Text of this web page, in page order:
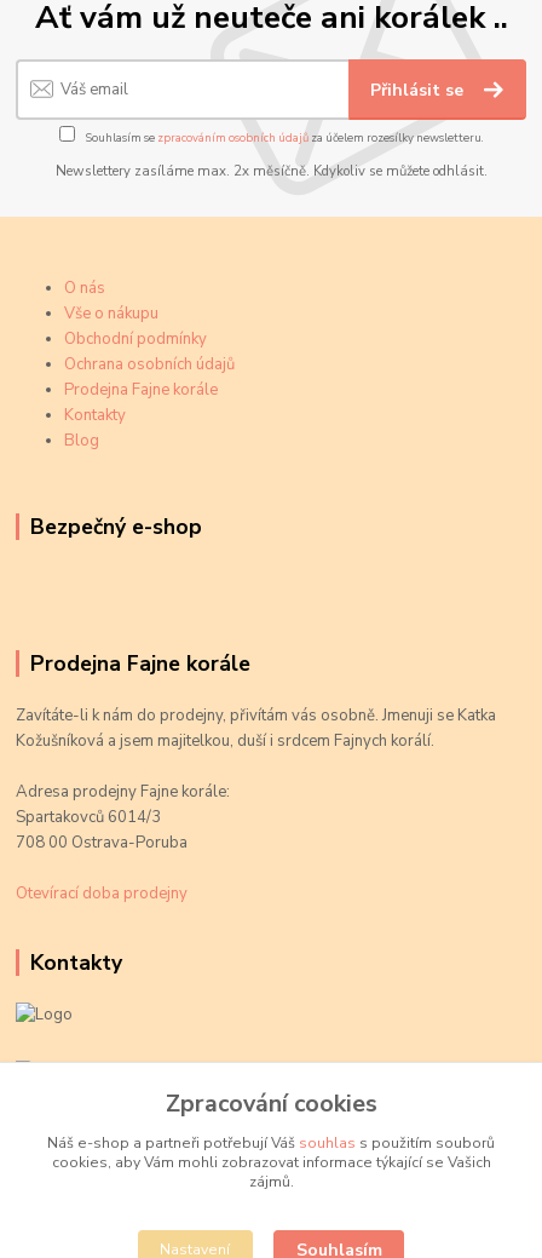
Ať vám už neuteče ani korálek ..
Přihlásit se
Souhlasím se zpracováním osobních údajůza účelem rozesílky newsletteru.
Newslettery zasíláme max. 2x měsíčně. Kdykoliv se můžete odhlásit.
O nás
Vše o nákupu
Obchodní podmínky
Ochrana osobních údajů
Prodejna Fajne korále
Kontakty
Blog
Bezpečný e-shop
Prodejna Fajne korále
Zavítáte-li k nám do prodejny, přivítám vás osobně. Jmenuji se Katka
Kožušníková a jsem majitelkou, duší i srdcem Fajnych korálí.
Adresa prodejny Fajne korále:
Spartakovců 6014/3
708 00 Ostrava-Poruba
Otevírací doba prodejny
Kontakty
+420 774 719 784
info@fajnekorale.cz
Zpracování cookies
Náš e-shop a partneři potřebují Váš souhlas s použitím souborů
cookies, aby Vám mohli zobrazovat informace týkající se Vašich
zájmů.
Nastavení Souhlasím